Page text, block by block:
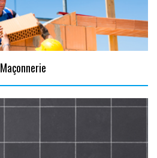
Maçonnerie